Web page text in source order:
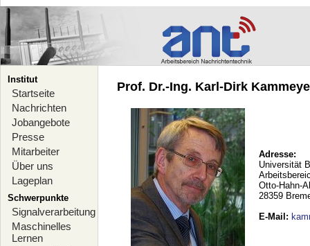
Institut
Startseite
Nachrichten
Jobangebote
Presse
Mitarbeiter
Über uns
Lageplan
Schwerpunkte
Signalverarbeitung
Maschinelles
Lernen
Prof. Dr.-Ing. Karl-Dirk
Adresse:
Universität
Otto-Hahn-
28359
E-Mail :